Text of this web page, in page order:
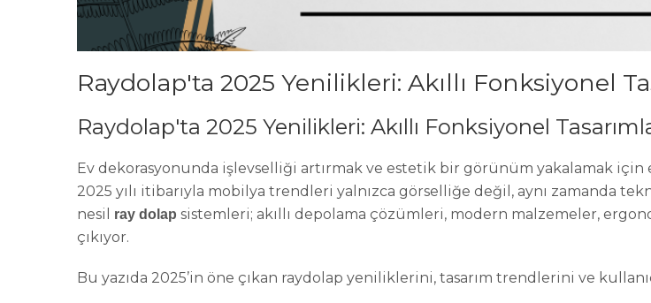
Raydolap'ta 2025 Yenilikleri: Akıllı Fonksiyonel
Raydolap'ta 2025 Yenilikleri: Akıllı Fonksiyonel
Ev dekorasyonunda işlevselliği artırmak ve estetik bir görünüm yakalamak
2025 yılı itibarıyla mobilya trendleri yalnızca görselliğe değil, aynı zamanda
nesil
ray dolap sistemleri; akıllı depolama çözümleri, modern malzemeler,
çıkıyor.
Bu yazıda 2025’in öne çıkan raydolap yeniliklerini, tasarım trendlerini ve